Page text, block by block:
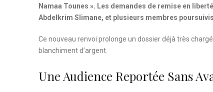
Namaa Tounes ». Les demandes de remise en
Abdelkrim Slimane, et plusieurs membres
Ce nouveau renvoi prolonge un dossier déjà très
blanchiment d’argent.
Une Audience Reportée Sans